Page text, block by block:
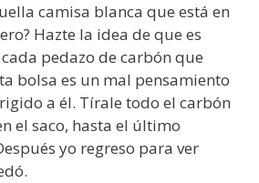
camisa blanca que está en
Hazte la idea de que es
pedazo de carbón que
bolsa es un mal pensamiento
a él. Tírale todo el carbón
el saco, hasta el último
yo regreso para ver